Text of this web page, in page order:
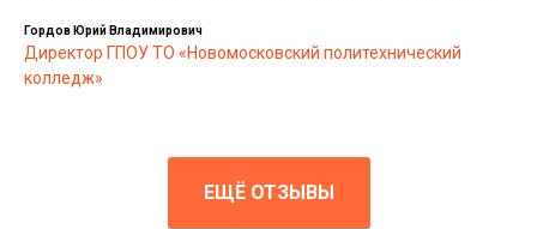
Гордов Юрий Владимирович
Директор ГПОУ ТО «Новомосковский политехнический
колледж»
ЕЩЁ ОТЗЫВЫ